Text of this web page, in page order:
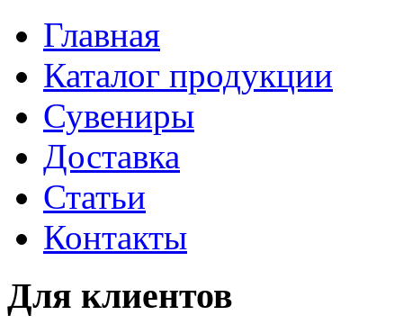
Главная
Каталог продукции
Сувениры
Доставка
Статьи
Контакты
Для клиентов